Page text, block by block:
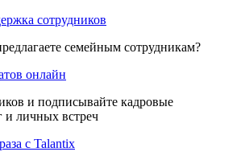
сотрудников
семейным сотрудникам?
онлайн
и подписывайте кадровые
и личных встреч
с Talantix